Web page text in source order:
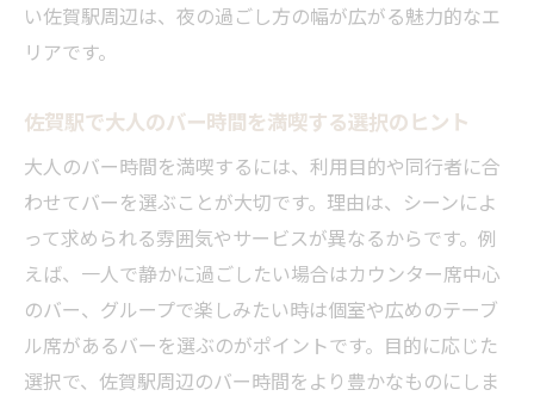
い佐賀駅周辺は、夜の過ごし方の幅が広がる魅力的なエ
リアです。
佐賀駅で大人のバー時間を満喫する選択のヒント
大人のバー時間を満喫するには、利用目的や同行者に合
わせてバーを選ぶことが大切です。理由は、シーンによ
って求められる雰囲気やサービスが異なるからです。例
えば、一人で静かに過ごしたい場合はカウンター席中心
のバー、グループで楽しみたい時は個室や広めのテーブ
ル席があるバーを選ぶのがポイントです。目的に応じた
選択で、佐賀駅周辺のバー時間をより豊かなものにしま